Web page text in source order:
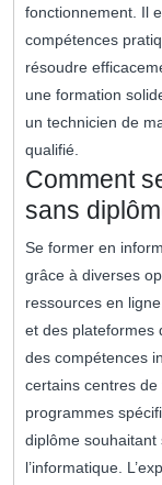
fonctionnement. Il
compétences
résoudre
une formation
un technicien de
qualifié.
Comment
sans
Se former en
grâce à diverses
ressources en
et des plateformes
des compétences
certains centres
programmes
diplôme
l’informatique.